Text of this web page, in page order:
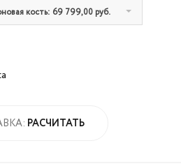
РАСЧИТАТЬ
кость: 69 799,00 руб.